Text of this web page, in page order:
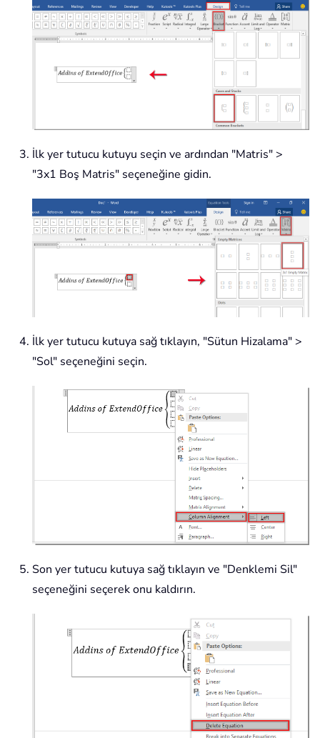
İlk yer tutucu kutuyu seçin ve ardından "Matris" >
"3x1 Boş Matris" seçeneğine gidin.
İlk yer tutucu kutuya sağ tıklayın, "Sütun Hizalama" >
"Sol" seçeneğini seçin.
Son yer tutucu kutuya sağ tıklayın ve "Denklemi Sil"
seçeneğini seçerek onu kaldırın.